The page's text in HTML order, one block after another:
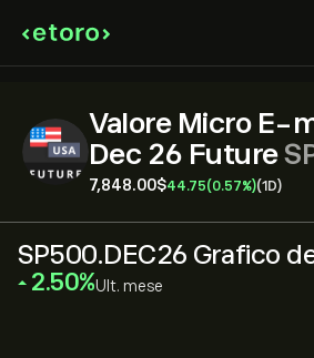
Valore Micro E-
Dec 26 Future
7,848.00‎$‎44.75(0.57%)(1D)
SP500.DEC26 Grafico
‎2.50‎ Ult. mese